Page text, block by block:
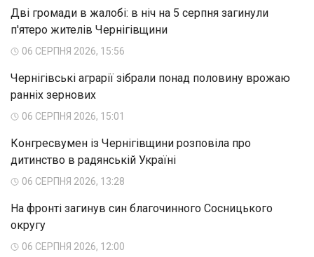
Дві громади в жалобі: в ніч на 5 серпня загинули
п'ятеро жителів Чернігівщини
06 СЕРПНЯ 2026, 15:56
Чернігівські аграрії зібрали понад половину врожаю
ранніх зернових
06 СЕРПНЯ 2026, 15:01
Конгресвумен із Чернігівщини розповіла про
дитинство в радянській Україні
06 СЕРПНЯ 2026, 13:28
На фронті загинув син благочинного Сосницького
округу
06 СЕРПНЯ 2026, 12:00